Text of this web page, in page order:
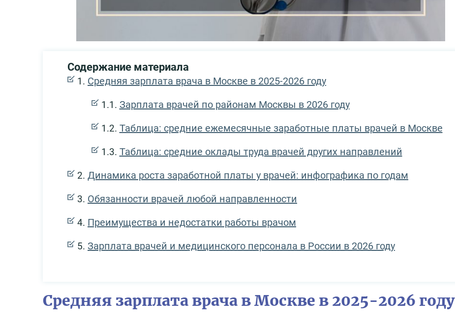
Содержание материала
Средняя зарплата врача в Москве в 2025-2026 году
Зарплата врачей по районам Москвы в 2026 году
Таблица: средние ежемесячные заработные платы врачей в Москве
Таблица: средние оклады труда врачей других направлений
Динамика роста заработной платы у врачей: инфографика по годам
Обязанности врачей любой направленности
Преимущества и недостатки работы врачом
Зарплата врачей и медицинского персонала в России в 2026 году
Средняя зарплата врача в Москве в 2025-2026 году